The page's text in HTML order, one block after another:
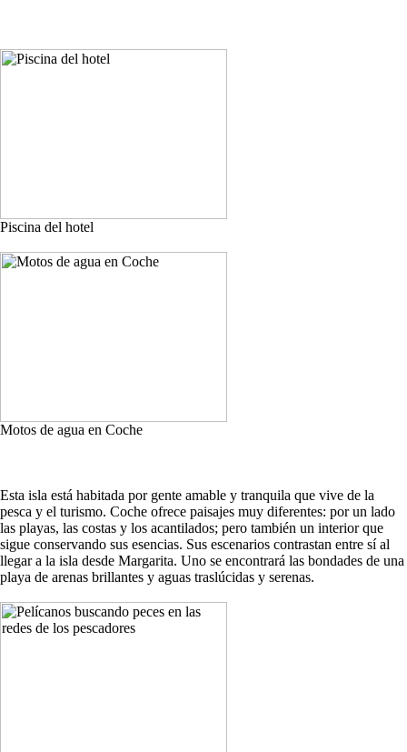
Piscina del hotel
Motos de agua en Coche
Esta isla está habitada por gente amable y tranquila que vive de la
pesca y el turismo. Coche ofrece paisajes muy diferentes: por un lado
las playas, las costas y los acantilados; pero también un interior que
sigue conservando sus esencias. Sus escenarios contrastan entre sí al
llegar a la isla desde Margarita. Uno se encontrará las bondades de una
playa de arenas brillantes y aguas traslúcidas y serenas.